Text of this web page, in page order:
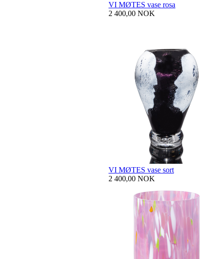
VI MØTES vase rosa
2 400,00 NOK
VI MØTES vase sort
2 400,00 NOK